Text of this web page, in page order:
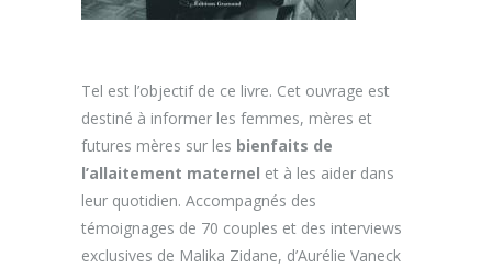
Tel est l’objectif de ce livre. Cet ouvrage est
destiné à informer les femmes, mères et
futures mères sur les bienfaits de
l’allaitement maternel et à les aider dans
leur quotidien. Accompagnés des
témoignages de 70 couples et des interviews
exclusives de Malika Zidane, d’Aurélie Vaneck